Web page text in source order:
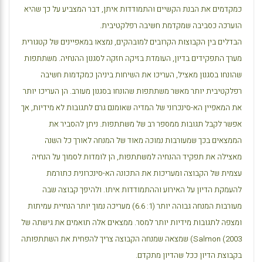
כמקדמים את הבנת הקשיים והתמודדות איתן, דבר המצביע על כך שהיא
הוערכה כסביבה שמקדמת חשיבה רפלקטיבית.
הבדלים בין הקבוצות הקרובים למובהקים, נמצאו במאפיינים של קטגורית
מערך התפקידים בדיון, העומדת בזיקה חזקה לסגנון ההנחיה. משתתפות
שהונחו בסגנון מאציל, העריכו את השיחות ביניהן כמקדמות חשיבה
רפלקטיבית יותר מאשר משתתפות שהונחו בסגנון מעורב. הן העריכו יותר
את המאפיין הא-סינכרוני של המדיה שאומנם גרם לתגובות לא מידיות, אך
אפשר לקבל תגובות ממספר רב של משתתפות. ניתן להסביר את
הממצאים בכך שמעורבות נמוכה מאוד של המנחה לאורך כל השנה
מאצילה את תפקיד ההנחיה למשתתפות, הן לומדות לסמוך על הנחיה
עצמית של הקבוצה ומעריכות את התכונה הא-סינכרונית כתורמת
להעמקת הדיון על האירוע וההתמודדות איתו. ולהיפך קבוצה שבה
מעורבות המנחה גבוהה יותר (1: 6.6) מעריכה נמוך יותר הנחיית עמיתות
ומצפה לתגובות מידיות יותר למסר. ממצאים אלה תואמים את גישתה של
Salmon (2003) שמצאה שמנחה הקבוצה צריך להפחית את השתתפותה
בקבוצת הדיון ככל שהדיון מתקדם.